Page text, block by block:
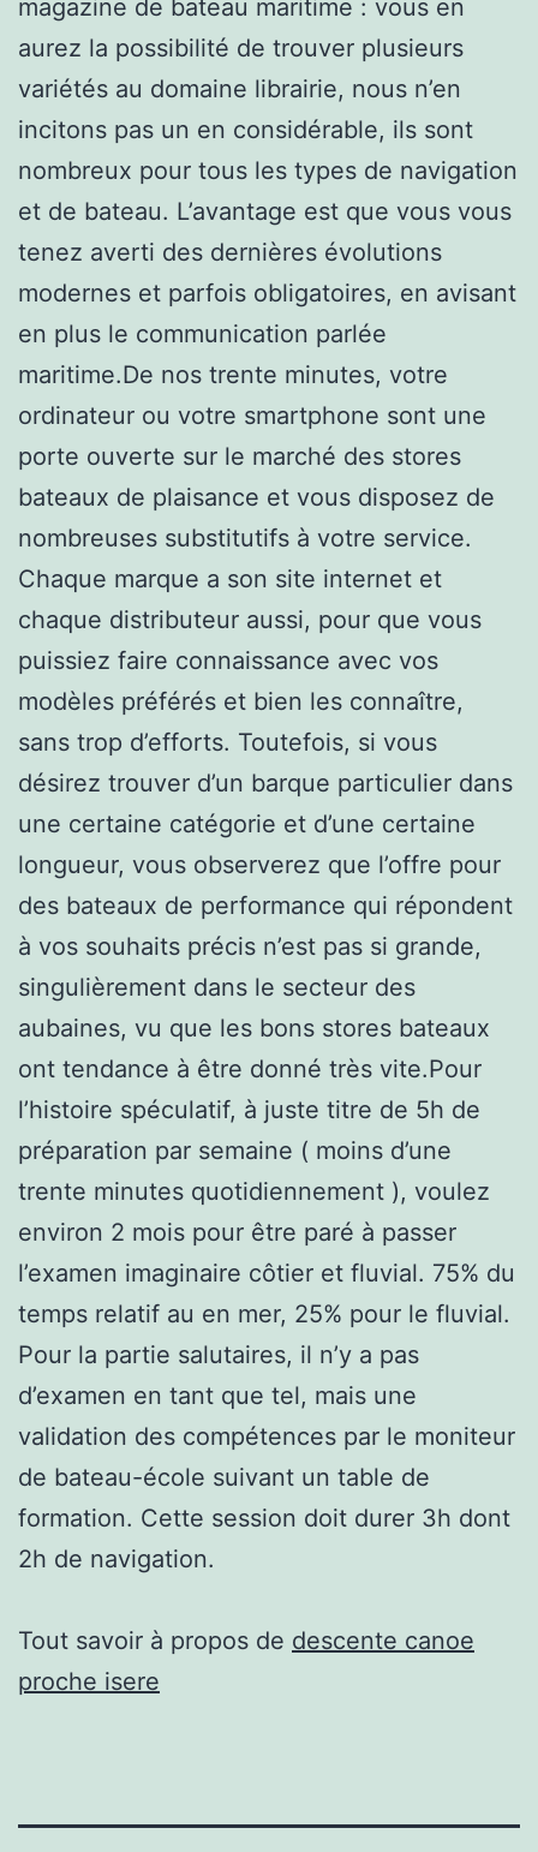
magazine de bateau maritime : vous en
aurez la possibilité de trouver plusieurs
variétés au domaine librairie, nous n’en
incitons pas un en considérable, ils sont
nombreux pour tous les types de navigation
et de bateau. L’avantage est que vous vous
tenez averti des dernières évolutions
modernes et parfois obligatoires, en avisant
en plus le communication parlée
maritime.De nos trente minutes, votre
ordinateur ou votre smartphone sont une
porte ouverte sur le marché des stores
bateaux de plaisance et vous disposez de
nombreuses substitutifs à votre service.
Chaque marque a son site internet et
chaque distributeur aussi, pour que vous
puissiez faire connaissance avec vos
modèles préférés et bien les connaître,
sans trop d’efforts. Toutefois, si vous
désirez trouver d’un barque particulier dans
une certaine catégorie et d’une certaine
longueur, vous observerez que l’offre pour
des bateaux de performance qui répondent
à vos souhaits précis n’est pas si grande,
singulièrement dans le secteur des
aubaines, vu que les bons stores bateaux
ont tendance à être donné très vite.Pour
l’histoire spéculatif, à juste titre de 5h de
préparation par semaine ( moins d’une
trente minutes quotidiennement ), voulez
environ 2 mois pour être paré à passer
l’examen imaginaire côtier et fluvial. 75% du
temps relatif au en mer, 25% pour le fluvial.
Pour la partie salutaires, il n’y a pas
d’examen en tant que tel, mais une
validation des compétences par le moniteur
de bateau-école suivant un table de
formation. Cette session doit durer 3h dont
2h de navigation.
Tout savoir à propos de descente canoe
proche isere